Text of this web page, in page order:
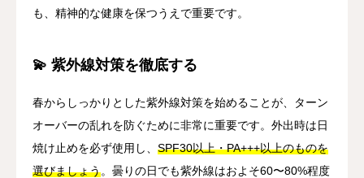
も、精神的な健康を保つうえで重要です。
💫 紫外線対策を徹底する
春からしっかりとした紫外線対策を始めることが、ターン
オーバーの乱れを防ぐために非常に重要です。外出時は日
焼け止めを必ず使用し、 SPF30以上・PA+++以上のものを
選びましょう。曇りの日でも紫外線はおよそ60〜80%程度